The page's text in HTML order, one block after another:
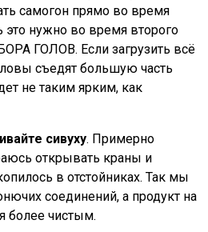
самогон прямо во время
это нужно во время второго
ГОЛОВ. Если загрузить всё
съедят большую часть
не таким ярким, как
сивуху. Примерно
открывать краны и
в отстойниках. Так мы
соединений, а продукт на
более чистым.